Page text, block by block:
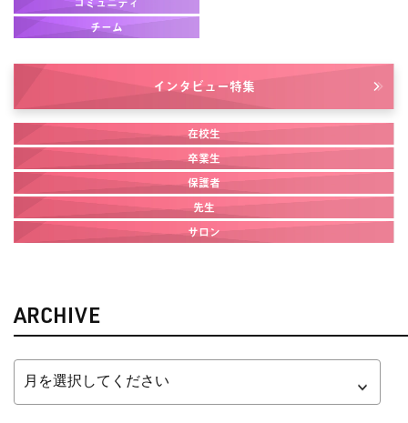
チーム
インタビュー特集
在校生
卒業生
保護者
先生
サロン
ARCHIVE